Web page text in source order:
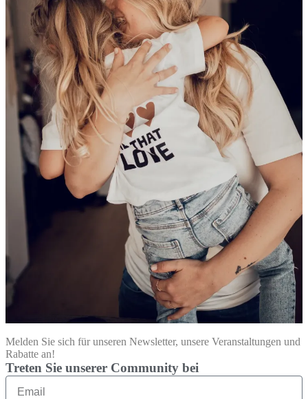
Melden Sie sich für unseren Newsletter, unsere Veranstaltungen und
Rabatte an!
Treten Sie unserer Community bei